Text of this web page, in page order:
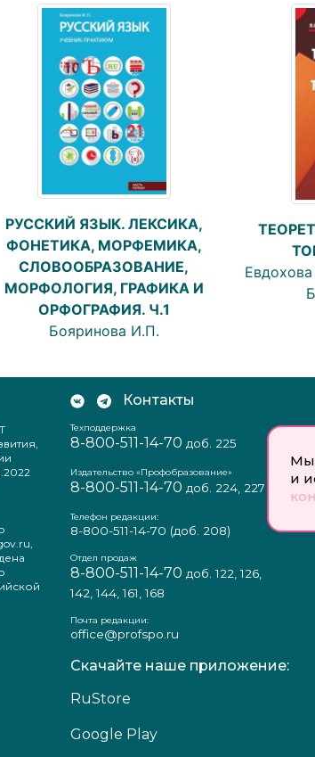
Мы
и
РУССКИЙ ЯЗЫК. ЛЕКСИКА,
ФОНЕТИКА, МОРФЕМИКА,
СЛОВООБРАЗОВАНИЕ,
МОРФОЛОГИЯ, ГРАФИКА И
ОРФОГРАФИЯ. Ч.1
Бояринова И.П.
Контакты
Техподдержка
8-800-511-14-70 доб. 225
Издательство «Профобразование»
8-800-511-14-70 доб. 224, 227
Телефон редакции:
8-800-511-14-70 (доб. 208)
Отдел продаж
8-800-511-14-70 доб. 122, 126,
142, 144, 161, 168
Почта редакции:
office@profspo.ru
Скачайте наше приложение:
RuStore
Google Play